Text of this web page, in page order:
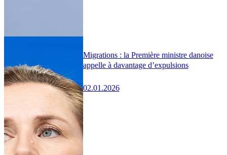
Migrations : la Première ministre danoise
appelle à davantage d’expulsions
02.01.2026